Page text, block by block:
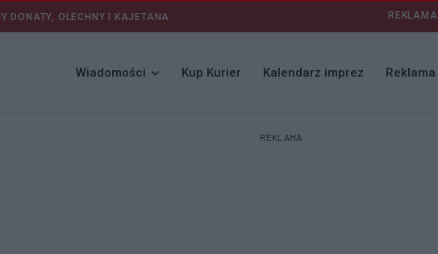
DONATY, OLECHNY I KAJETANA REKLAMA
Wiadomości Kup Kurier Kalendarz imprez Reklama
REKLAMA